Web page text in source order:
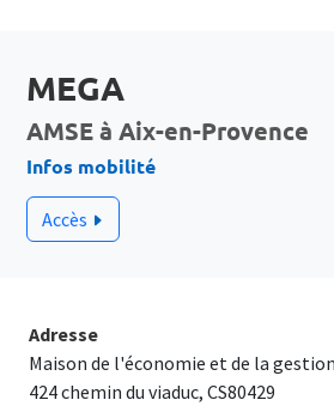
MEGA
AMSE à Aix-en-Provence
Infos mobilité
Accès
Adresse
Maison de l'économie et de la
424 chemin du viaduc, CS80429